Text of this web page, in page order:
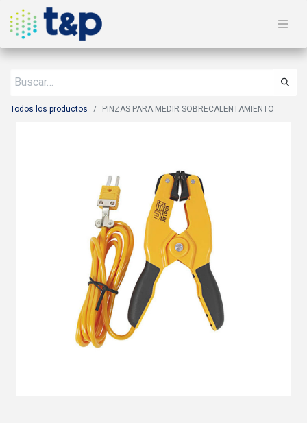
Todos los productos PINZAS PARA MEDIR SOBRECALENTAMIENTO